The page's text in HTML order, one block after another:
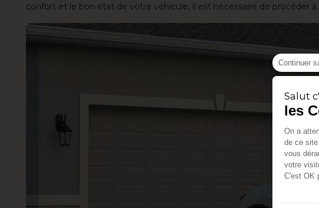
confort et le bon état de votre véhicule, il est nécessaire de procéder
Continuer
Salut
les
On a
de ce
vous
votre
C'est OK